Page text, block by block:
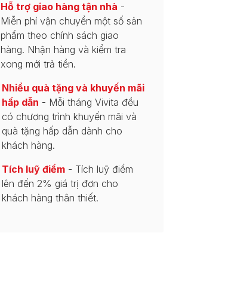
Hỗ trợ giao hàng tận nhà -
Miễn phí vận chuyển một số sản
phẩm theo chính sách giao
hàng. Nhận hàng và kiểm tra
xong mới trả tiền.
Nhiều quà tặng và khuyến mãi
hấp dẫn - Mỗi tháng Vivita đều
có chương trình khuyến mãi và
quà tặng hấp dẫn dành cho
khách hàng.
Tích luỹ điểm - Tích luỹ điểm
lên đến 2% giá trị đơn cho
khách hàng thân thiết.